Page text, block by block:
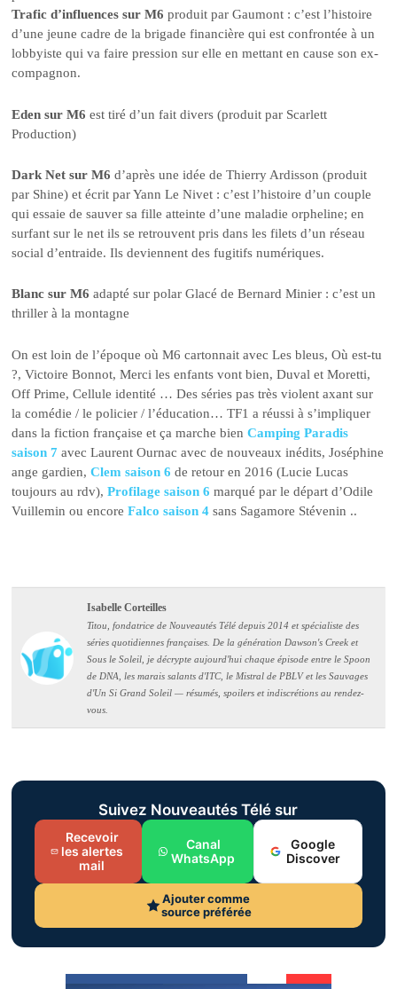
Trafic d’influences sur M6 produit par Gaumont : c’est l’histoire
d’une jeune cadre de la brigade financière qui est confrontée à un
lobbyiste qui va faire pression sur elle en mettant en cause son ex-
compagnon.
Eden sur M6 est tiré d’un fait divers (produit par Scarlett
Production)
Dark Net sur M6d’après une idée de Thierry Ardisson (produit
par Shine) et écrit par Yann Le Nivet : c’est l’histoire d’un couple
qui essaie de sauver sa fille atteinte d’une maladie orpheline; en
surfant sur le net ils se retrouvent pris dans les filets d’un réseau
social d’entraide. Ils deviennent des fugitifs numériques.
Blanc sur M6 adapté sur polar Glacé de Bernard Minier : c’est un
thriller à la montagne
On est loin de l’époque où M6 cartonnait avec Les bleus, Où est-tu
?, Victoire Bonnot, Merci les enfants vont bien, Duval et Moretti,
Off Prime, Cellule identité … Des séries pas très violent axant sur
la comédie / le policier / l’éducation… TF1 a réussi à s’impliquer
dans la fiction française et ça marche bien Camping Paradis
saison 7 avec Laurent Ournac avec de nouveaux inédits, Joséphine
ange gardien,Clem saison 6 de retour en 2016 (Lucie Lucas
toujours au rdv),Profilage saison 6 marqué par le départ d’Odile
Vuillemin ou encoreFalco saison 4 sans Sagamore Stévenin ..
Isabelle Corteilles
Titou, fondatrice de Nouveautés Télé depuis 2014 et spécialiste des
séries quotidiennes françaises. De la génération Dawson's Creek et
Sous le Soleil, je décrypte aujourd'hui chaque épisode entre le Spoon
de DNA, les marais salants d'ITC, le Mistral de PBLV et les Sauvages
d'Un Si Grand Soleil — résumés, spoilers et indiscrétions au rendez-
vous.
Suivez Nouveautés Télé sur
Recevoir
les alertes
mail
Canal
WhatsApp
Google
Discover
Ajouter comme
source préférée